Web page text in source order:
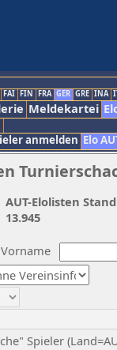
FAI FIN FRA GER GRE INA
Meldekartei
anmelden Elo
Vorname
Spieler
AUT-Elolisten
13.945